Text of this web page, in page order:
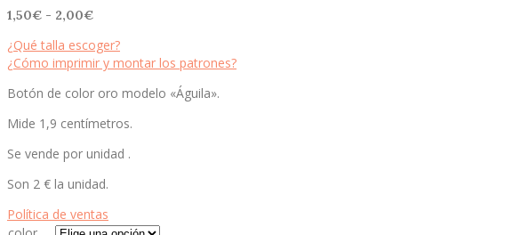
1,50€ - 2,00€Rango
precios:
desde
hasta
2,00€
¿Qué talla escoger?
¿Cómo imprimir y montar los patrones?
Botón de color oro modelo «Águila».
Mide 1,9 centímetros.
Se vende por unidad .
Son 2 € la unidad.
Política de ventas